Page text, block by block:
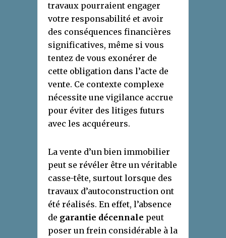
travaux pourraient engager
votre responsabilité et avoir
des conséquences financières
significatives, même si vous
tentez de vous exonérer de
cette obligation dans l’acte de
vente. Ce contexte complexe
nécessite une vigilance accrue
pour éviter des litiges futurs
avec les acquéreurs.
La vente d’un bien immobilier
peut se révéler être un véritable
casse-tête, surtout lorsque des
travaux d’autoconstruction ont
été réalisés. En effet, l’absence
de garantie décennale peut
poser un frein considérable à la